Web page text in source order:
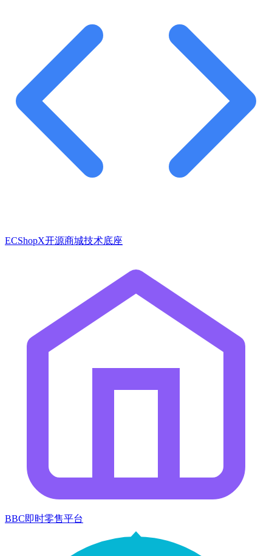
ECShopX开源商城技术底座
BBC即时零售平台